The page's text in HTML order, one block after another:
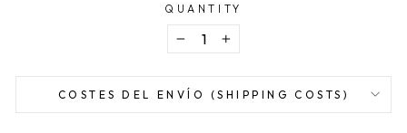
QUANTITY
− +
COSTES DEL ENVÍO (SHIPPING COSTS)